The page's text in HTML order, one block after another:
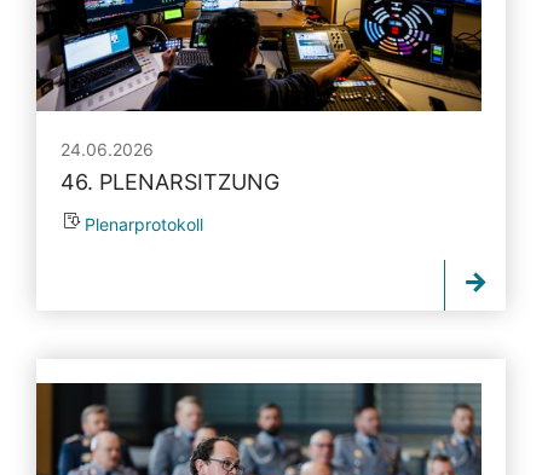
24.06.2026
46. PLENARSITZUNG
Plenarprotokoll